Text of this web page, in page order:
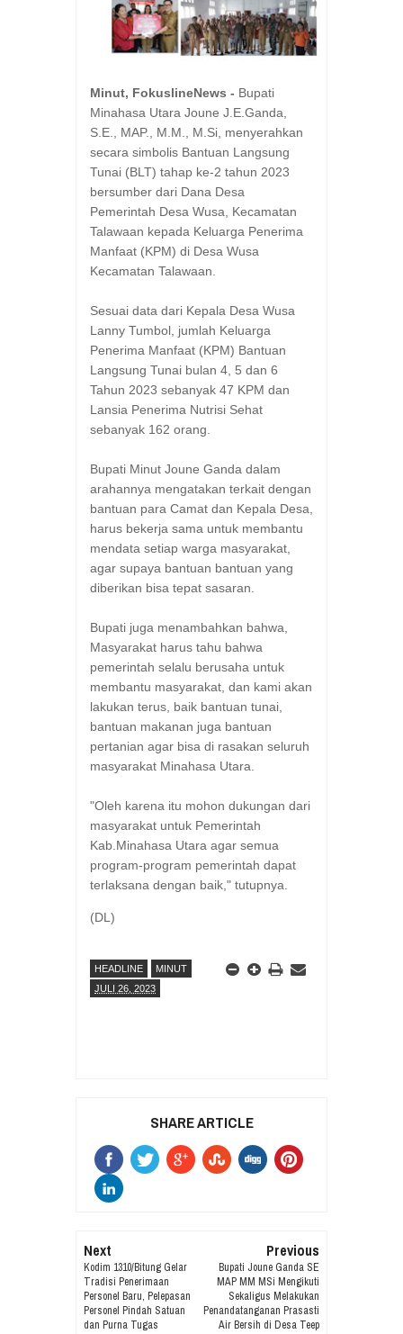
Minut, FokuslineNews - Bupati
Minahasa Utara Joune J.E.Ganda,
S.E., MAP., M.M., M.Si, menyerahkan
secara simbolis Bantuan Langsung
Tunai (BLT) tahap ke-2 tahun 2023
bersumber dari Dana Desa
Pemerintah Desa Wusa, Kecamatan
Talawaan kepada Keluarga Penerima
Manfaat (KPM) di Desa Wusa
Kecamatan Talawaan.
Sesuai data dari Kepala Desa Wusa
Lanny Tumbol, jumlah Keluarga
Penerima Manfaat (KPM) Bantuan
Langsung Tunai bulan 4, 5 dan 6
Tahun 2023 sebanyak 47 KPM dan
Lansia Penerima Nutrisi Sehat
sebanyak 162 orang.
Bupati Minut Joune Ganda dalam
arahannya mengatakan terkait dengan
bantuan para Camat dan Kepala Desa,
harus bekerja sama untuk membantu
mendata setiap warga masyarakat,
agar supaya bantuan bantuan yang
diberikan bisa tepat sasaran.
Bupati juga menambahkan bahwa,
Masyarakat harus tahu bahwa
pemerintah selalu berusaha untuk
membantu masyarakat, dan kami akan
lakukan terus, baik bantuan tunai,
bantuan makanan juga bantuan
pertanian agar bisa di rasakan seluruh
masyarakat Minahasa Utara.
"Oleh karena itu mohon dukungan dari
masyarakat untuk Pemerintah
Kab.Minahasa Utara agar semua
program-program pemerintah dapat
terlaksana dengan baik," tutupnya.
(DL)
HEADLINE
MINUT
JULI 26, 2023
SHARE ARTICLE
Next
Kodim 1310/Bitung Gelar
Tradisi Penerimaan
Personel Baru, Pelepasan
Personel Pindah Satuan
dan Purna Tugas
Previous
Bupati Joune Ganda SE
MAP MM MSi Mengikuti
Sekaligus Melakukan
Penandatanganan Prasasti
Air Bersih di Desa Teep